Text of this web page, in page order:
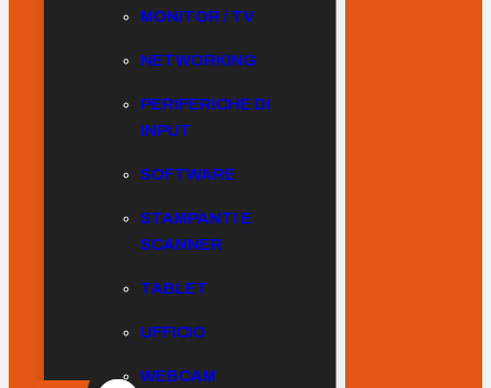
MONITOR / TV
NETWORKING
PERIFERICHE DI
INPUT
SOFTWARE
STAMPANTI E
SCANNER
TABLET
UFFICIO
WEBCAM